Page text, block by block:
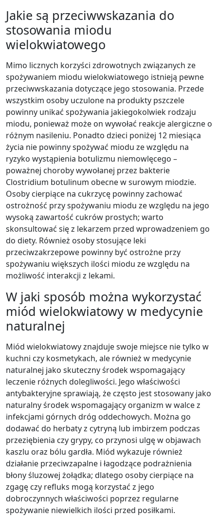
Jakie są przeciwwskazania do
stosowania miodu
wielokwiatowego
Mimo licznych korzyści zdrowotnych związanych ze
spożywaniem miodu wielokwiatowego istnieją pewne
przeciwwskazania dotyczące jego stosowania. Przede
wszystkim osoby uczulone na produkty pszczele
powinny unikać spożywania jakiegokolwiek rodzaju
miodu, ponieważ może on wywołać reakcje alergiczne o
różnym nasileniu. Ponadto dzieci poniżej 12 miesiąca
życia nie powinny spożywać miodu ze względu na
ryzyko wystąpienia botulizmu niemowlęcego –
poważnej choroby wywołanej przez bakterie
Clostridium botulinum obecne w surowym miodzie.
Osoby cierpiące na cukrzycę powinny zachować
ostrożność przy spożywaniu miodu ze względu na jego
wysoką zawartość cukrów prostych; warto
skonsultować się z lekarzem przed wprowadzeniem go
do diety. Również osoby stosujące leki
przeciwzakrzepowe powinny być ostrożne przy
spożywaniu większych ilości miodu ze względu na
możliwość interakcji z lekami.
W jaki sposób można wykorzystać
miód wielokwiatowy w medycynie
naturalnej
Miód wielokwiatowy znajduje swoje miejsce nie tylko w
kuchni czy kosmetykach, ale również w medycynie
naturalnej jako skuteczny środek wspomagający
leczenie różnych dolegliwości. Jego właściwości
antybakteryjne sprawiają, że często jest stosowany jako
naturalny środek wspomagający organizm w walce z
infekcjami górnych dróg oddechowych. Można go
dodawać do herbaty z cytryną lub imbirzem podczas
przeziębienia czy grypy, co przynosi ulgę w objawach
kaszlu oraz bólu gardła. Miód wykazuje również
działanie przeciwzapalne i łagodzące podrażnienia
błony śluzowej żołądka; dlatego osoby cierpiące na
zgagę czy refluks mogą korzystać z jego
dobroczynnych właściwości poprzez regularne
spożywanie niewielkich ilości przed posiłkami.